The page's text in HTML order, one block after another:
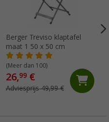
Berger Treviso klaptafel
maat 1 50 x 50 cm
(Meer dan 100)
26,99€
Adviesprijs 49,99 €